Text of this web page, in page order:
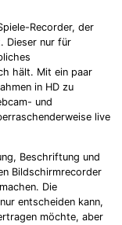
Recorder, der
Dieser nur für
hält. Mit ein paar
in HD zu
und
live
Beschriftung und
Bildschirmrecorder
Die
entscheiden kann,
möchte, aber